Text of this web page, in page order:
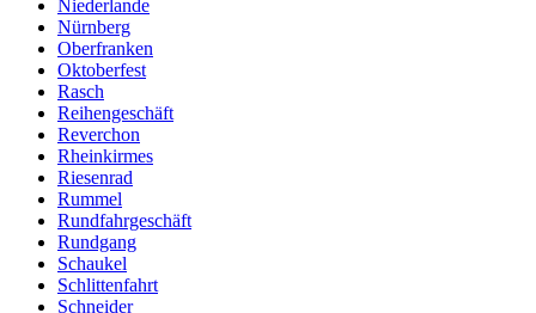
Niederlande
Nürnberg
Oberfranken
Oktoberfest
Rasch
Reihengeschäft
Reverchon
Rheinkirmes
Riesenrad
Rummel
Rundfahrgeschäft
Rundgang
Schaukel
Schlittenfahrt
Schneider